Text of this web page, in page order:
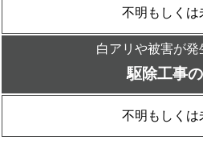
不明もしくは
白アリや被害が発
駆除工事
不明もしくは